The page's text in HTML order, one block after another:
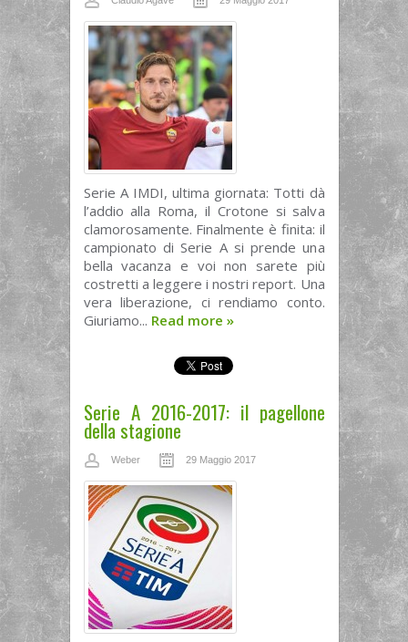
Serie A IMDI, ultima giornata: Totti dà
l’addio alla Roma, il Crotone si salva
clamorosamente. Finalmente è finita: il
campionato di Serie A si prende una
bella vacanza e voi non sarete più
costretti a leggere i nostri report. Una
vera liberazione, ci rendiamo conto.
Giuriamo... Read more »
Serie A 2016-2017: il pagellone
della stagione
Weber 29 Maggio 2017